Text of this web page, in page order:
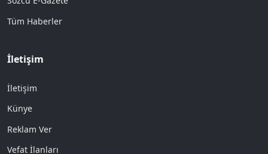
Tüm Haberler
İletişim
İletişim
Künye
Reklam Ver
Vefat İlanları